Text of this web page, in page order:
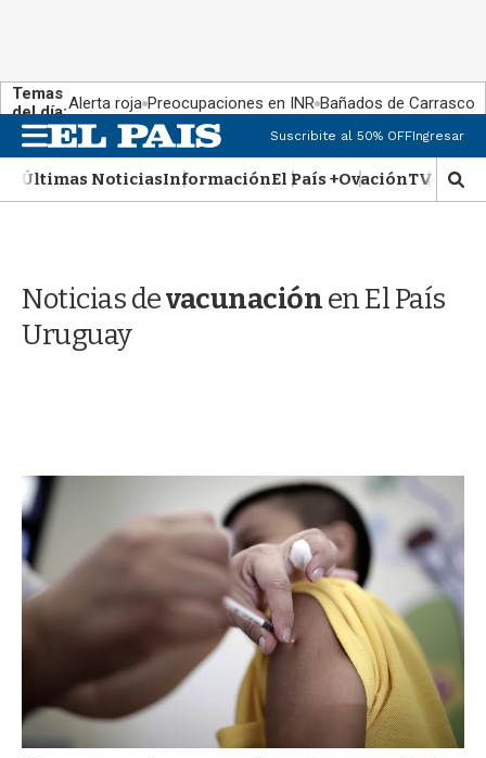
Temas
del día:Alerta roja Preocupaciones en INR Bañados de Carrasco
M
e
n
u
Suscribite al 50% OFFIngresar
Últimas NoticiasInformaciónEl País +OvaciónTV Show
M
o
d
Noticias devacunaciónen El País
Uruguay